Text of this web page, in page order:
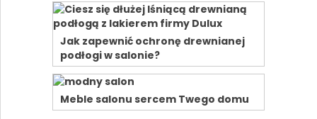
Jak zapewnić ochronę drewnianej
podłogi w salonie?
Meble salonu sercem Twego domu